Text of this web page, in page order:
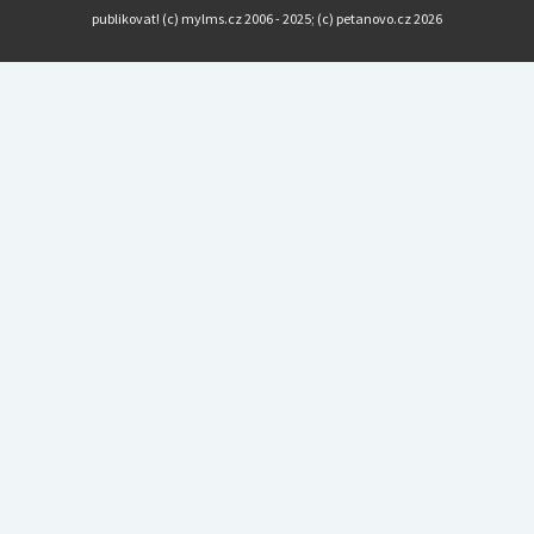
publikovat! (c) mylms.cz 2006 - 2025; (c) petanovo.cz 2026